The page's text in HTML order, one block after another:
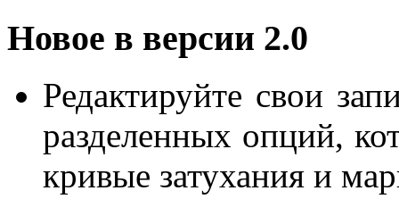
Новое в версии 2.0
Редактируйте свои
разделенных опций,
кривые затухания и